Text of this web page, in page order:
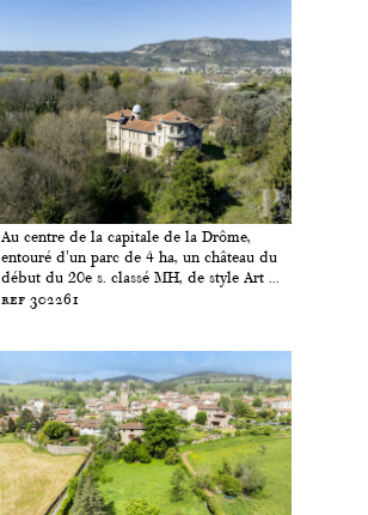
Au centre de la capitale de la Drôme,
entouré d'un parc de 4 ha, un château du
début du 20e s. classé MH, de style Art ...
ref 302261